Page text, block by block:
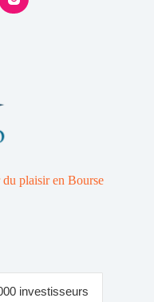
plaisir en Bourse